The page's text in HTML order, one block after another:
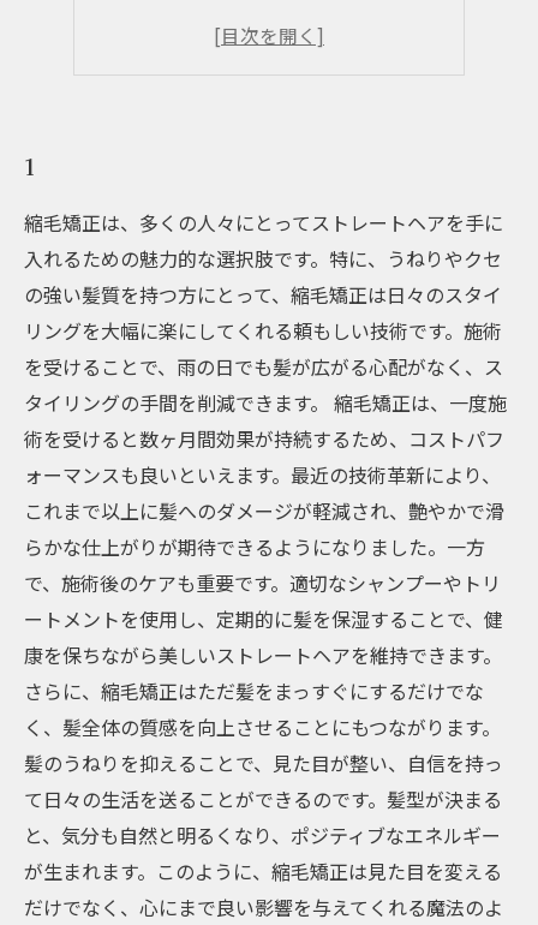
1
縮毛矯正は、多くの人々にとってストレートヘアを手に
入れるための魅力的な選択肢です。特に、うねりやクセ
の強い髪質を持つ方にとって、縮毛矯正は日々のスタイ
リングを大幅に楽にしてくれる頼もしい技術です。施術
を受けることで、雨の日でも髪が広がる心配がなく、ス
タイリングの手間を削減できます。 縮毛矯正は、一度施
術を受けると数ヶ月間効果が持続するため、コストパフ
ォーマンスも良いといえます。最近の技術革新により、
これまで以上に髪へのダメージが軽減され、艶やかで滑
らかな仕上がりが期待できるようになりました。一方
で、施術後のケアも重要です。適切なシャンプーやトリ
ートメントを使用し、定期的に髪を保湿することで、健
康を保ちながら美しいストレートヘアを維持できます。
さらに、縮毛矯正はただ髪をまっすぐにするだけでな
く、髪全体の質感を向上させることにもつながります。
髪のうねりを抑えることで、見た目が整い、自信を持っ
て日々の生活を送ることができるのです。髪型が決まる
と、気分も自然と明るくなり、ポジティブなエネルギー
が生まれます。このように、縮毛矯正は見た目を変える
だけでなく、心にまで良い影響を与えてくれる魔法のよ